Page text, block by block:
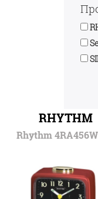
RHYTHM
Rhythm